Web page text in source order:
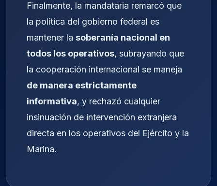
Finalmente, la mandataria remarcó que
la política del gobierno federal es
mantener la soberanía nacional en
todos los operativos, subrayando que
la cooperación internacional se maneja
de manera estrictamente
informativa, y rechazó cualquier
insinuación de intervención extranjera
directa en los operativos del Ejército y la
Marina.